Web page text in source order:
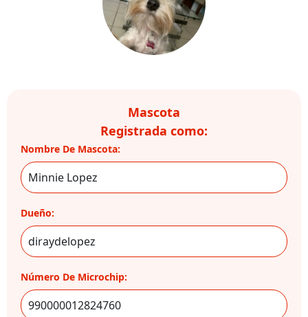
Mascota
Registrada como:
Nombre De Mascota:
Dueño:
Número De Microchip: